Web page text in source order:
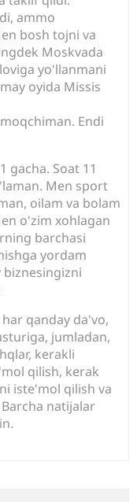
ammo
bosh tojni va
Moskvada
yo'llanmani
oyida Missis
Endi
gacha. Soat 11
Men sport
oilam va bolam
o'zim xohlagan
barchasi
yordam
qanday da'vo,
jumladan,
kerakli
qilish, kerak
iste'mol qilish va
natijalar